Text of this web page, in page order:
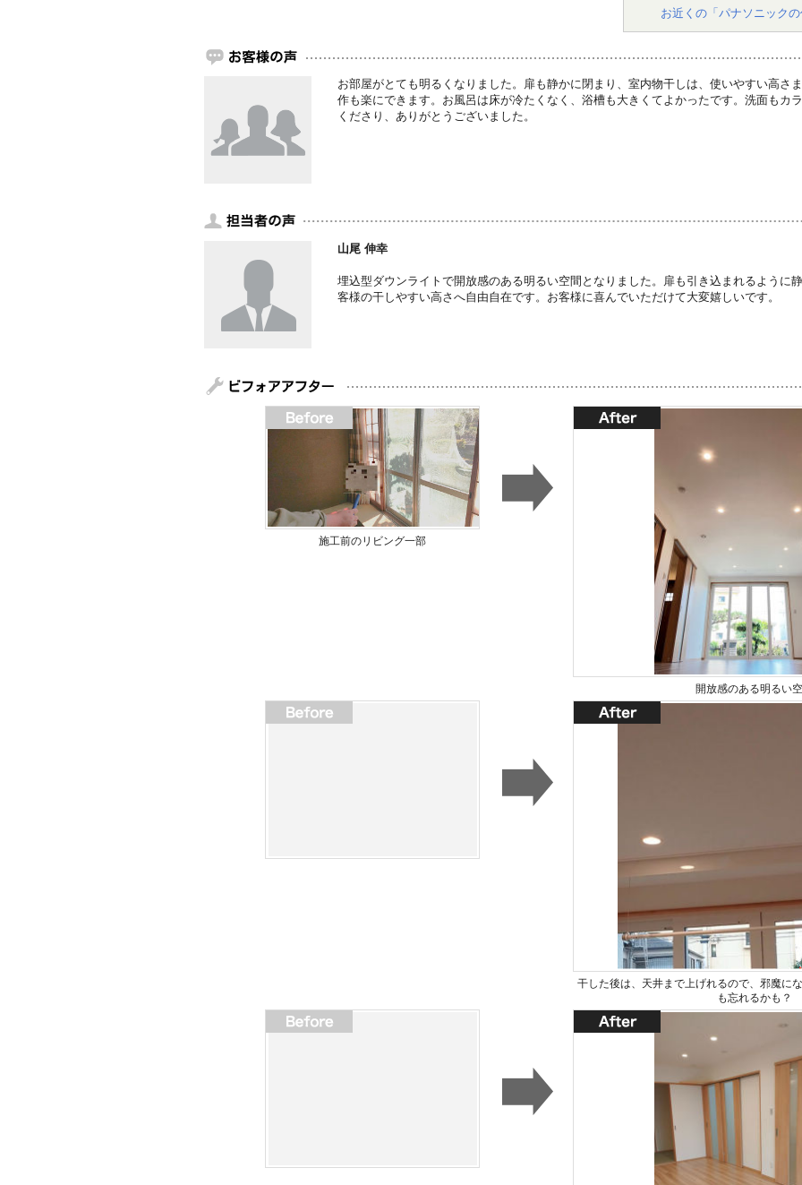
お近くの「パナソニック
お部屋がとても明るくなりました。扉も静かに閉まり、室内物干しは、使いやすい高さ
作も楽にできます。お風呂は床が冷たくなく、浴槽も大きくてよかったです。洗面もカ
くださり、ありがとうございました。
山尾 伸幸
埋込型ダウンライトで開放感のある明るい空間となりました。扉も引き込まれるように
客様の干しやすい高さへ自由自在です。お客様に喜んでいただけて大変嬉しいです。
施工前のリビング一部
開放感のある明るい
干した後は、天井まで上げれるので、邪魔に
も忘れるかも？